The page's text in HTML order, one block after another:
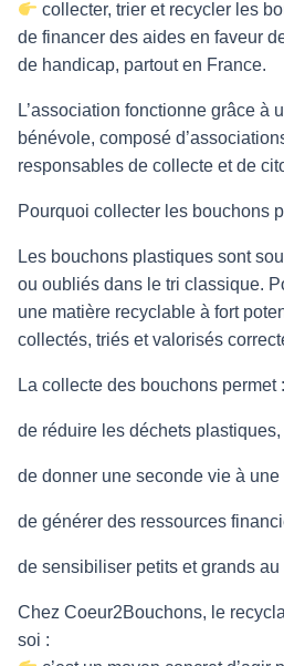
collecter, trier et recycler les
de financer des aides en faveur
de handicap, partout en France.
L’association fonctionne grâce à
bénévole, composé
responsables de collecte et de
Pourquoi collecter les bouchons
Les bouchons plastiques sont
ou oubliés dans le tri classique.
une matière recyclable à fort
collectés, triés et valorisés
La collecte des bouchons permet :
de réduire les déchets plastiques,
de donner une seconde vie à
de générer des ressources
de sensibiliser petits et grands
Chez Coeur2Bouchons, le
soi :